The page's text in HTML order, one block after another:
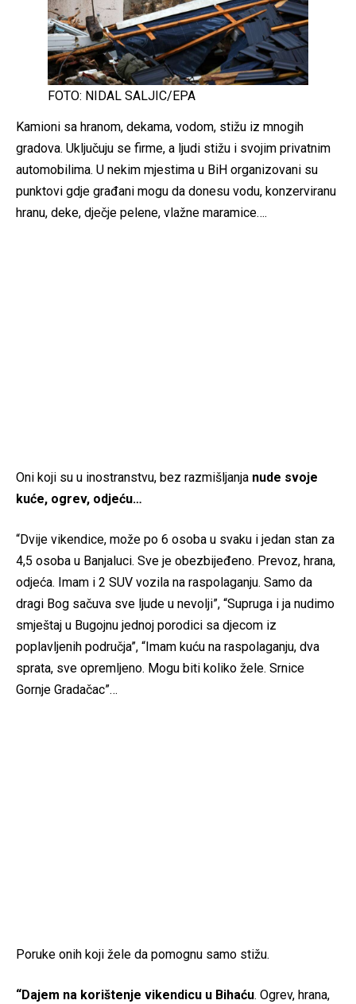
FOTO: NIDAL SALJIC/EPA
Kamioni sa hranom, dekama, vodom, stižu iz mnogih
gradova. Uključuju se firme, a ljudi stižu i svojim privatnim
automobilima. U nekim mjestima u BiH organizovani su
punktovi gdje građani mogu da donesu vodu, konzerviranu
hranu, deke, dječje pelene, vlažne maramice….
Oni koji su u inostranstvu, bez razmišljanja nude svoje
kuće, ogrev, odjeću…
“Dvije vikendice, može po 6 osoba u svaku i jedan stan za
4,5 osoba u Banjaluci. Sve je obezbijeđeno. Prevoz, hrana,
odjeća. Imam i 2 SUV vozila na raspolaganju. Samo da
dragi Bog sačuva sve ljude u nevolji”, “Supruga i ja nudimo
smještaj u Bugojnu jednoj porodici sa djecom iz
poplavljenih područja”, “Imam kuću na raspolaganju, dva
sprata, sve opremljeno. Mogu biti koliko žele. Srnice
Gornje Gradačac”…
Poruke onih koji žele da pomognu samo stižu.
“Dajem na korištenje vikendicu u Bihaću. Ogrev, hrana,